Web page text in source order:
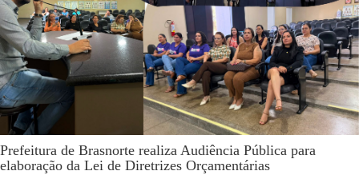
Prefeitura de Brasnorte realiza Audiência Pública para
elaboração da Lei de Diretrizes Orçamentárias